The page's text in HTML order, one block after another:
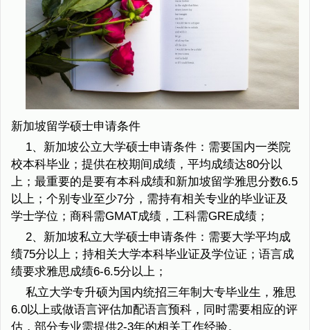
新加坡留学硕士申请条件
1、新加坡公立大学硕士申请条件：需要国内一类院
校本科毕业；提供在校期间成绩，平均成绩达80分以
上；最重要的是要有本科成绩和新加坡留学雅思分数6.5
以上；个别专业至少7分，需持有相关专业的毕业证及
学士学位；商科需GMAT成绩，工科需GRE成绩；
2、新加坡私立大学硕士申请条件：需要大学平均成
绩75分以上；持相关大学本科毕业证及学位证；语言成
绩要求雅思成绩6-6.5分以上；
私立大学专升硕为国内统招三年制大专毕业生，雅思
6.0以上或做语言评估加配语言预科，同时需要相应的评
估，部分专业需提供2-3年的相关工作经验。